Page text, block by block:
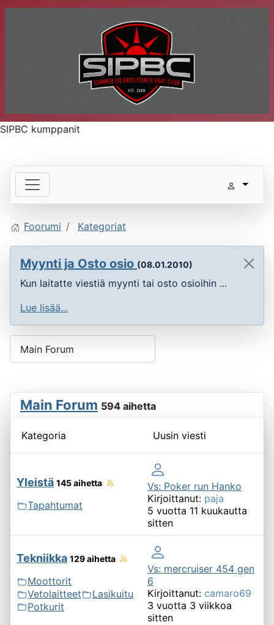
SIPBC kumppanit
Foorumi Kategoriat
Myynti ja Osto osio (08.01.2010)
Kun laitatte viestiä myynti tai osto osioihin ...
Lue lisää...
Main Forum 594 aihetta
Kategoria Uusin viesti
Yleistä 145 aihetta
Tapahtumat
Vs: Poker run Hanko
Kirjoittanut: paja
5 vuotta 11 kuukautta
sitten
Tekniikka 129 aihetta
Moottorit
Vetolaitteet
Lasikuitu
Potkurit
Vs: mercruiser 454 gen
6
Kirjoittanut: camaro69
3 vuotta 3 viikkoa
sitten